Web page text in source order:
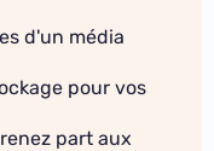
d'un média
pour vos
part aux